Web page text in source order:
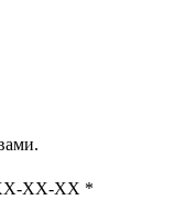
XX-XX *